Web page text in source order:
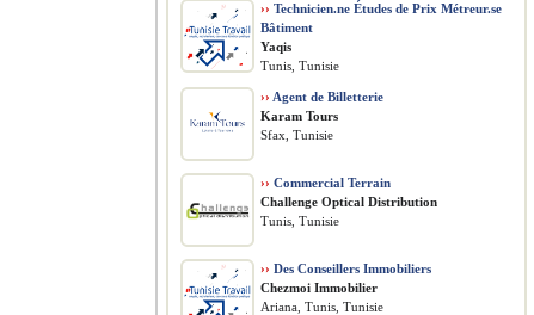
›› Technicien.ne Études de Prix Métreur.se
Bâtiment
Yaqis
Tunis, Tunisie
›› Agent de Billetterie
Karam Tours
Sfax, Tunisie
›› Commercial Terrain
Challenge Optical Distribution
Tunis, Tunisie
›› Des Conseillers Immobiliers
Chezmoi Immobilier
Ariana, Tunis, Tunisie